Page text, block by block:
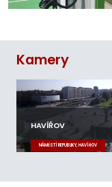
Kamery
HAVÍŘOV
NÁMĚSTÍ REPUBLIKY, HAVÍŘOV